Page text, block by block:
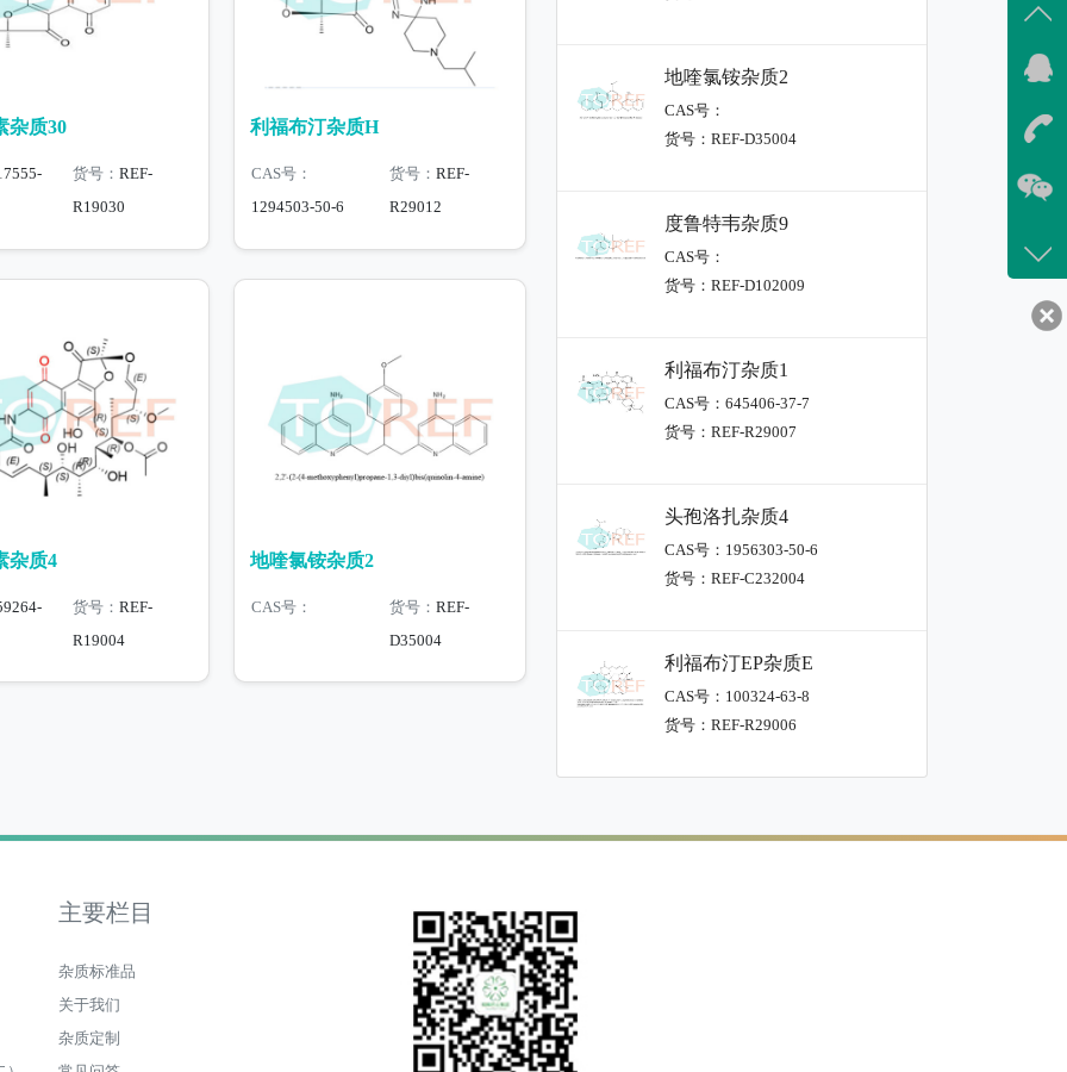
杂质30
货号： REF-
R19030
利福布汀杂质H
CAS号：
1294503-50-6
货号： REF-
R29012
杂质4
货号： REF-
R19004
地喹氯铵杂质2
CAS号： 货号： REF-
D35004
地喹氯铵杂质2
CAS号：
货号：REF-D35004
度鲁特韦杂质9
CAS号：
货号：REF-D102009
利福布汀杂质1
CAS号：645406-37-7
货号：REF-R29007
头孢洛扎杂质4
CAS号：1956303-50-6
货号：REF-C232004
利福布汀EP杂质E
CAS号：100324-63-8
货号：REF-R29006
主要栏目
杂质标准品
关于我们
杂质定制